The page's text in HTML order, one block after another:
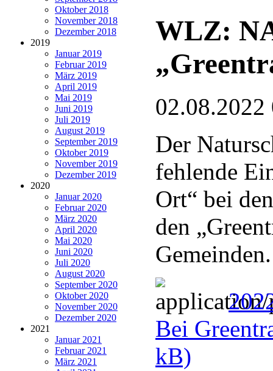
Oktober 2018
November 2018
Dezember 2018
2019
Januar 2019
Februar 2019
März 2019
April 2019
Mai 2019
Juni 2019
Juli 2019
August 2019
September 2019
Oktober 2019
November 2019
Dezember 2019
2020
Januar 2020
Februar 2020
März 2020
April 2020
Mai 2020
Juni 2020
Juli 2020
August 2020
September 2020
Oktober 2020
November 2020
Dezember 2020
2021
Januar 2021
Februar 2021
März 2021
WLZ:
02.08.2022
Der
fehlende
Ort“ bei
den
Gemeinden.
Bei
kB)